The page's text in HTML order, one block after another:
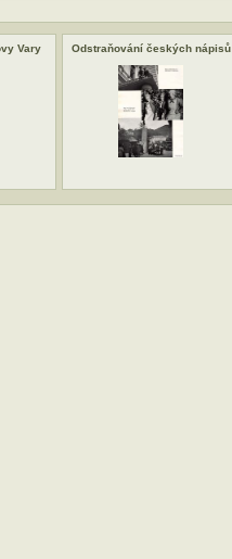
Vary Odstraňování českých nápisů